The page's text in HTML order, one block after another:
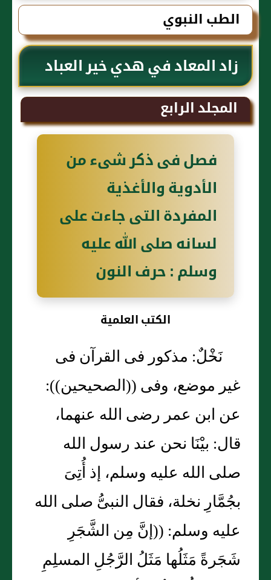
الطب النبوي
زاد المعاد في هدي خير العباد
المجلد الرابع
فصل فى ذكر شىء من
الأدوية والأغذية
المفردة التى جاءت على
لسانه صلى الله عليه
وسلم : حرف النون
الكتب العلمية
نَخْلٌ: مذكور فى القرآن فى
غير موضع، وفى ((الصحيحين)):
عن ابن عمر رضى الله عنهما،
قال: بيْنَا نحن عند رسول الله
صلى الله عليه وسلم، إذ أُتِىَ
بجُمَّارِ نخلة، فقال النبىُّ صلى الله
عليه وسلم: ((إنَّ مِن الشَّجَرِ
شَجَرةً مَثَلُها مَثَلُ الرَّجُلِ المسلِمِ